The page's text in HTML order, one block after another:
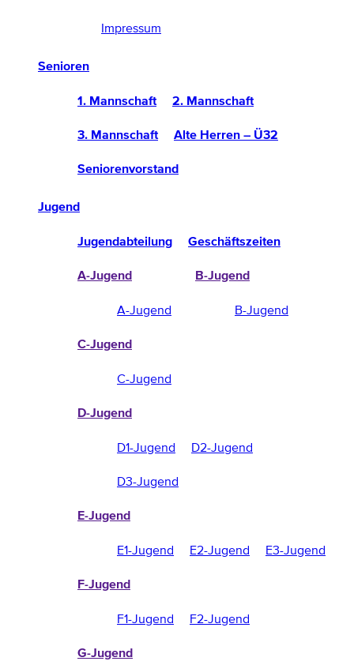
Impressum
Senioren
1. Mannschaft 2. Mannschaft
3. Mannschaft Alte Herren – Ü32
Seniorenvorstand
Jugend
Jugendabteilung Geschäftszeiten
A-Jugend
A-Jugend
B-Jugend
B-Jugend
C-Jugend
C-Jugend
D-Jugend
D1-Jugend
D2-Jugend
D3-Jugend
E-Jugend
E1-Jugend E2-Jugend E3-Jugend
F-Jugend
F1-Jugend F2-Jugend
G-Jugend